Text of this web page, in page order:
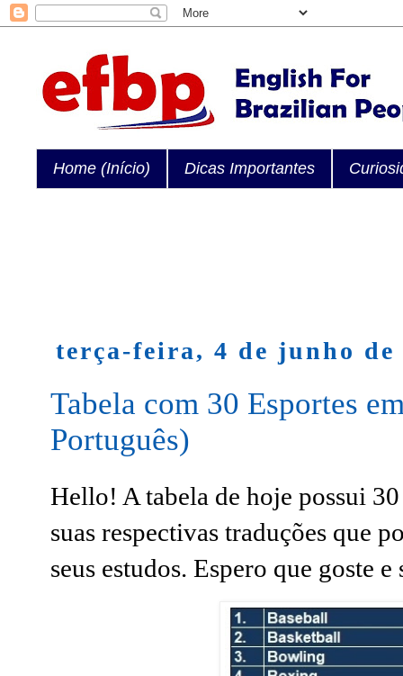
Home (Início) Dicas Importantes
terça-feira, 4 de junho de
Tabela com 30 Esportes
Português)
Hello! A tabela de hoje possui
suas respectivas traduções que
seus estudos. Espero que goste